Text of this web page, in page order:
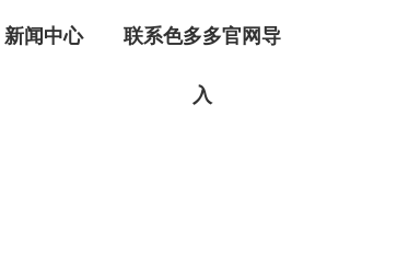
新闻中心 联系色多多官网导
入